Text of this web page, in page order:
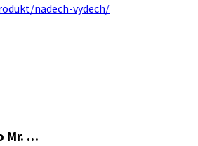
nadech-vydech/
Mr. …